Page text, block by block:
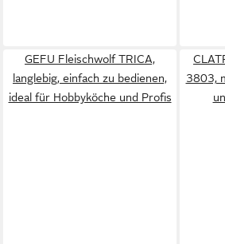
GEFU Fleischwolf TRICA,
langlebig, einfach zu bedienen,
ideal für Hobbyköche und Profis
3803,